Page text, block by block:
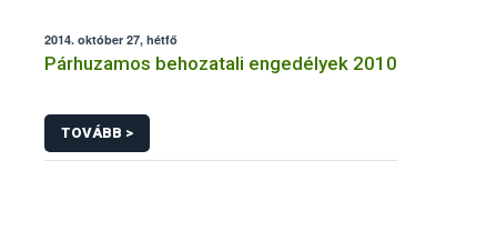
2014. október 27, hétfő
Párhuzamos behozatali engedélyek 2010
TOVÁBB >